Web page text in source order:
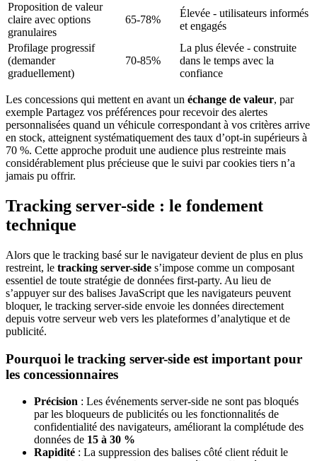
Proposition de valeur
claire avec options
granulaires
65-78%
Élevée - utilisateurs informés
et engagés
Profilage progressif
(demander
graduellement)
70-85%
La plus élevée - construite
dans le temps avec la
confiance
Les concessions qui mettent en avant un échange de valeur, par
exemple Partagez vos préférences pour recevoir des alertes
personnalisées quand un véhicule correspondant à vos critères arrive
en stock, atteignent systématiquement des taux d’opt-in supérieurs à
70 %. Cette approche produit une audience plus restreinte mais
considérablement plus précieuse que le suivi par cookies tiers n’a
jamais pu offrir.
Tracking server-side : le fondement
technique
Alors que le tracking basé sur le navigateur devient de plus en plus
restreint, le tracking server-side s’impose comme un composant
essentiel de toute stratégie de données first-party. Au lieu de
s’appuyer sur des balises JavaScript que les navigateurs peuvent
bloquer, le tracking server-side envoie les données directement
depuis votre serveur web vers les plateformes d’analytique et de
publicité.
Pourquoi le tracking server-side est important pour
les concessionnaires
Précision : Les événements server-side ne sont pas bloqués
par les bloqueurs de publicités ou les fonctionnalités de
confidentialité des navigateurs, améliorant la complétude des
données de 15 à 30 %
Rapidité : La suppression des balises côté client réduit le